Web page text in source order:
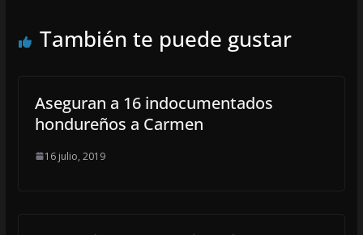
También te puede gustar
Aseguran a 16 indocumentados
hondureños a Carmen
16 julio, 2019